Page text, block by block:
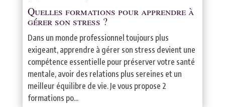
Quelles formations pour apprendre à
gérer son stress ?
Dans un monde professionnel toujours plus
exigeant, apprendre à gérer son stress devient une
compétence essentielle pour préserver votre santé
mentale, avoir des relations plus sereines et un
meilleur équilibre de vie. Je vous propose 2
formations po...